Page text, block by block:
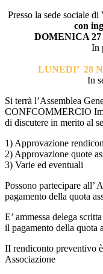
Presso la sede sociale
con
DOMENICA
In
LUNEDI’ 28
In
Si terrà l’Assemblea
CONFCOMMERCIO
di discutere in merito al
1) Approvazione
2) Approvazione quote
3) Varie ed eventuali
Possono partecipare all’
pagamento della quota
E’ ammessa delega
il pagamento della quota
II rendiconto preventivo
Associazione